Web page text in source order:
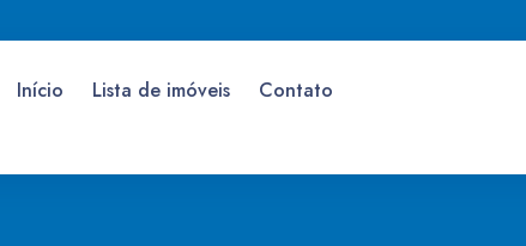
Início Lista de imóveis Contato